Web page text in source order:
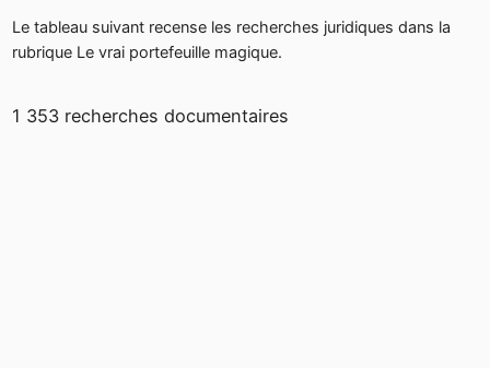
Le tableau suivant recense les recherches juridiques dans la
rubrique Le vrai portefeuille magique.
1 353 recherches documentaires